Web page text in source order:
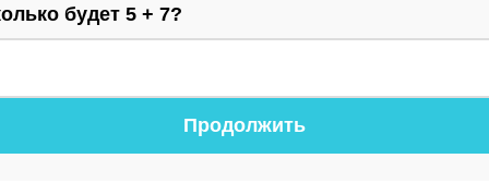
будет 5 + 7?
Продолжить